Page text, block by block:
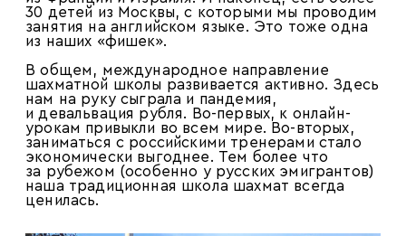
30 детей из Москвы, с которыми мы проводим
занятия на английском языке. Это тоже одна
из наших «фишек».
В общем, международное направление
шахматной школы развивается активно. Здесь
нам на руку сыграла и пандемия,
и девальвация рубля. Во-первых, к онлайн-
урокам привыкли во всем мире. Во-вторых,
заниматься с российскими тренерами стало
экономически выгоднее. Тем более что
за рубежом (особенно у русских эмигрантов)
наша традиционная школа шахмат всегда
ценилась.